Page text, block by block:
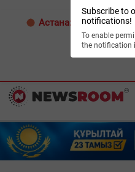
Subscribe to
notifications!
To enable
the notification
Астана: 34°C